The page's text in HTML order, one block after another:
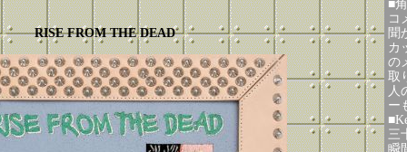
RISE FROM THE DEAD
■
コ
聞
カ
の
取
人
ー
三
瞬